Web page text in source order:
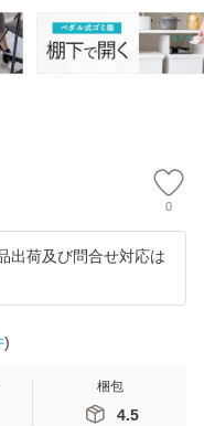
グ プッシュ ごみ箱
ス
ご
0
出荷及び問合せ対応は
)
梱包
4.5